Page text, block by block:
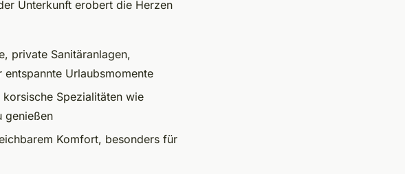
Unterkunft erobert die Herzen
private Sanitäranlagen,
Urlaubsmomente
Spezialitäten wie
genießen
Komfort, besonders für